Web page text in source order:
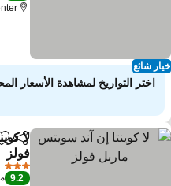
شائع
اختر التواريخ لمشاهدة الأسعار
مشاركة
لا
فولز
9.2